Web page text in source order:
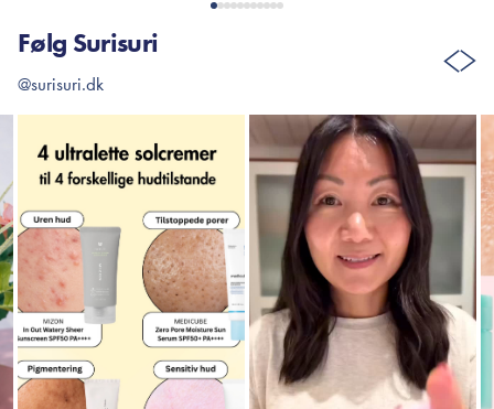
Følg Surisuri
@surisuri.dk